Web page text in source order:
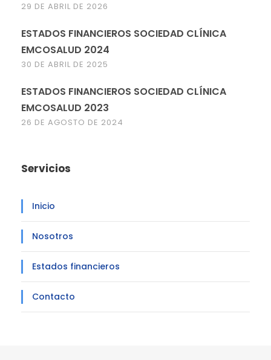
29 DE ABRIL DE 2026
ESTADOS FINANCIEROS SOCIEDAD CLÍNICA
EMCOSALUD 2024
30 DE ABRIL DE 2025
ESTADOS FINANCIEROS SOCIEDAD CLÍNICA
EMCOSALUD 2023
26 DE AGOSTO DE 2024
Servicios
Inicio
Nosotros
Estados financieros
Contacto